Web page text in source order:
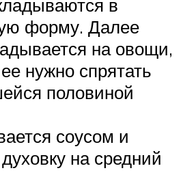
в
форму. Далее
на овощи,
нужно спрятать
половиной
соусом и
на средний